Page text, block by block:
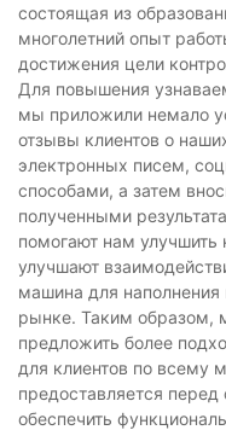
состоящая из
многолетний опыт
достижения цели
Для повышения
мы приложили немало
отзывы клиентов о
электронных писем,
способами, а затем
полученными
помогают нам улучшить
улучшают
машина для наполнения
рынке. Таким образом,
предложить более
для клиентов по всему
предоставляется
обеспечить